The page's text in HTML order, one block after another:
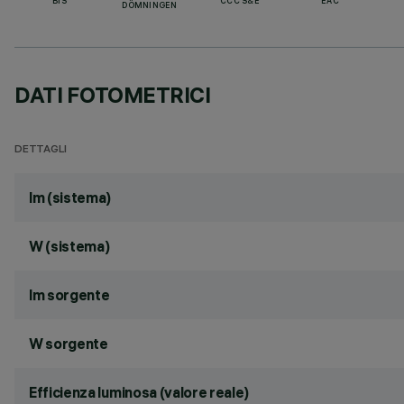
BIS
DÖMNINGEN
CCC S&E EAC
DATI FOTOMETRICI
DETTAGLI
lm (sistema)
W (sistema)
lm sorgente
W sorgente
Efficienza luminosa (valore reale)